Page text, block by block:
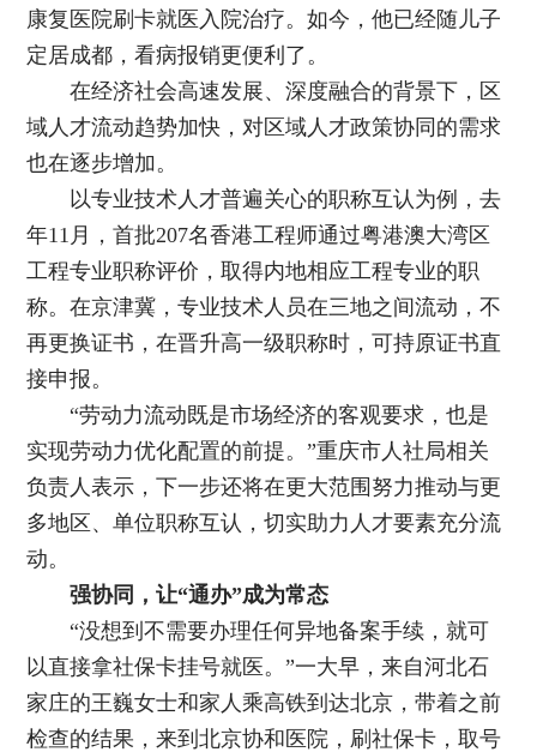
康复医院刷卡就医入院治疗。如今，他已经随儿子
定居成都，看病报销更便利了。
在经济社会高速发展、深度融合的背景下，区
域人才流动趋势加快，对区域人才政策协同的需求
也在逐步增加。
以专业技术人才普遍关心的职称互认为例，去
年11月，首批207名香港工程师通过粤港澳大湾区
工程专业职称评价，取得内地相应工程专业的职
称。在京津冀，专业技术人员在三地之间流动，不
再更换证书，在晋升高一级职称时，可持原证书直
接申报。
“劳动力流动既是市场经济的客观要求，也是
实现劳动力优化配置的前提。”重庆市人社局相关
负责人表示，下一步还将在更大范围努力推动与更
多地区、单位职称互认，切实助力人才要素充分流
动。
强协同，让“通办”成为常态
“没想到不需要办理任何异地备案手续，就可
以直接拿社保卡挂号就医。”一大早，来自河北石
家庄的王巍女士和家人乘高铁到达北京，带着之前
检查的结果，来到北京协和医院，刷社保卡，取号